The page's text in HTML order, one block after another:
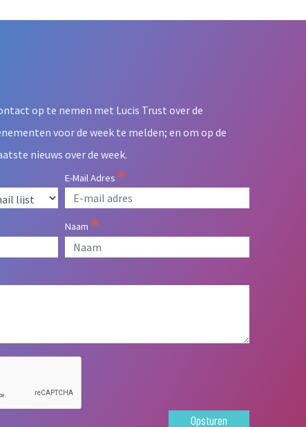
op te nemen met Lucis Trust over de
voor de week te melden; en om op de
nieuws over de week.
E-Mail Adres
Naam
Opsturen